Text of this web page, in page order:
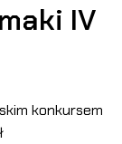
IV
konkursem